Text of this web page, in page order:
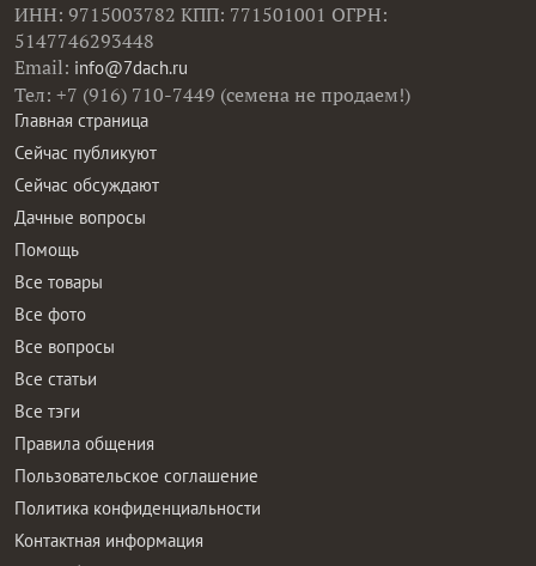
ИНН: 9715003782 КПП: 771501001 ОГРН:
5147746293448
Email: info@7dach.ru
Тел: +7 (916) 710-7449 (семена не продаем!)
Главная страница
Сейчас публикуют
Сейчас обсуждают
Дачные вопросы
Помощь
Все товары
Все фото
Все вопросы
Все статьи
Все тэги
Правила общения
Пользовательское соглашение
Политика конфиденциальности
Контактная информация